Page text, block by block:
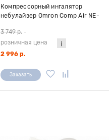
Компрессорный ингалятор
небулайзер Omron Comp Air NE-
3 749 р. -
розничная цена
2 996 р.
Заказать